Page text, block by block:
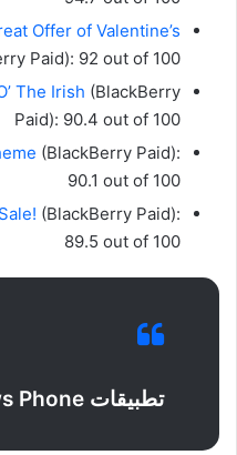
Offer of Valentine’s
Paid): 92 out of 100
The Irish (BlackBerry
Paid): 90.4 out of 100
(BlackBerry Paid):
90.1 out of 100
(BlackBerry Paid):
89.5 out of 100
تطبيقات Windows Phone :